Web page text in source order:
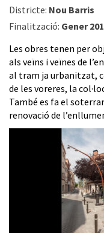
Districte: Nou Barris
Finalització: Gener
Les obres tenen per
als veïns i veïnes de
al tram ja urbanitzat,
de les voreres, la
També es fa el
renovació de